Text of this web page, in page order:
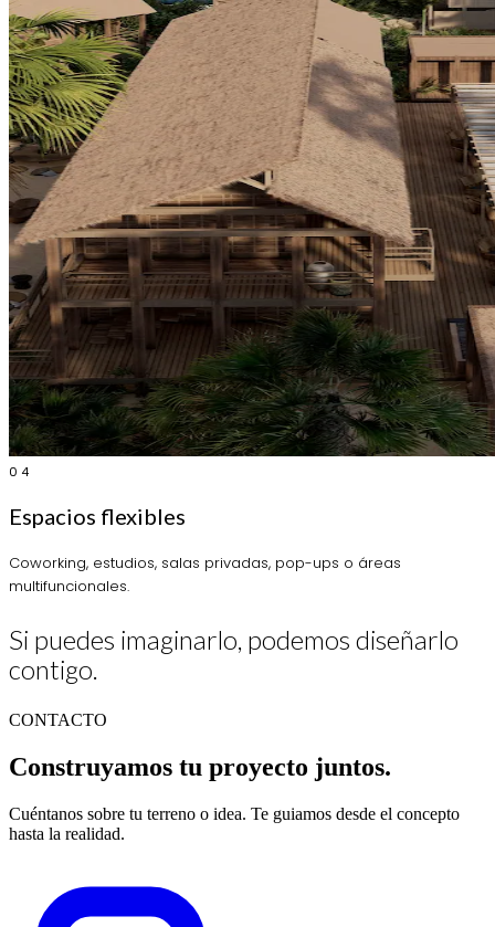
04
Espacios flexibles
Coworking, estudios, salas privadas, pop-ups o áreas
multifuncionales.
Si puedes imaginarlo, podemos diseñarlo
contigo.
CONTACTO
Construyamos tu proyecto juntos.
Cuéntanos sobre tu terreno o idea. Te guiamos desde el concepto
hasta la realidad.